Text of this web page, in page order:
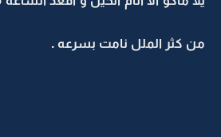
من كثر الملل نامت بسرعه .